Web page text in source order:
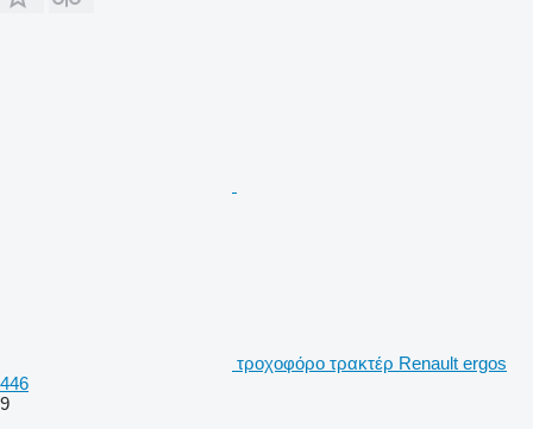
τροχοφόρο τρακτέρ Renault ergos
446
9